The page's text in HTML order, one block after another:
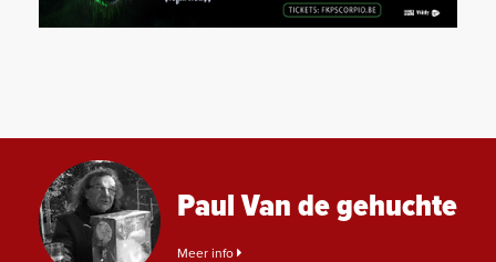
Paul Van de gehuchte
Meer info